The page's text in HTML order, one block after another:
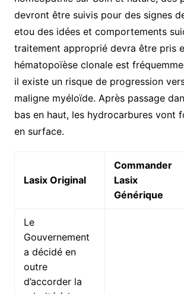
devront être suivis pour des signes
etou des idées et comportements
traitement approprié devra être pris
hématopoïèse clonale est
il existe un risque de progression
maligne myéloïde. Après passage
bas en haut, les hydrocarbures vont
en surface.
Lasix Original
Commander
Lasix
Générique
Le
Gouvernement
a décidé en
outre
d’accorder la